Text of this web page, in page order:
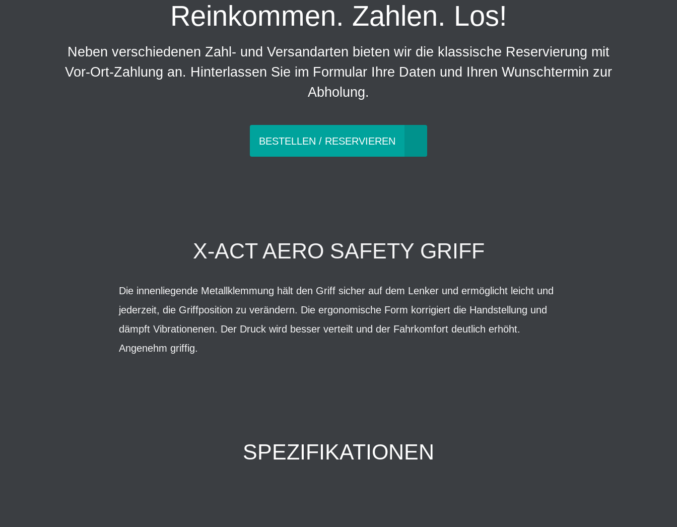
Reinkommen. Zahlen. Los!
Neben verschiedenen Zahl- und Versandarten bieten wir die klassische Reservierung mit
Vor-Ort-Zahlung an. Hinterlassen Sie im Formular Ihre Daten und Ihren Wunschtermin zur
Abholung.
BESTELLEN / RESERVIEREN
X-ACT AERO SAFETY GRIFF
Die innenliegende Metallklemmung hält den Griff sicher auf dem Lenker und ermöglicht leicht und
jederzeit, die Griffposition zu verändern. Die ergonomische Form korrigiert die Handstellung und
dämpft Vibrationenen. Der Druck wird besser verteilt und der Fahrkomfort deutlich erhöht.
Angenehm griffig.
SPEZIFIKATIONEN